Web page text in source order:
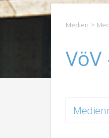
Medien >